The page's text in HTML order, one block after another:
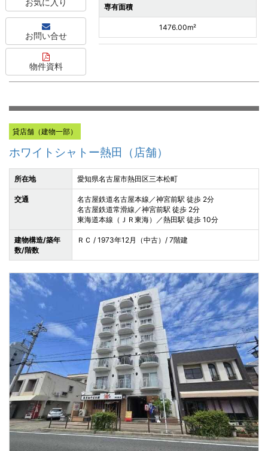
お気に入り
お問い合せ
物件資料
専有面積
1476.00m²
貸店舗（建物一部）
ホワイトシャトー熱田（店舗）
所在地 愛知県名古屋市熱田区三本松町
交通
名古屋鉄道名古屋本線／神宮前駅 徒歩 2分
名古屋鉄道常滑線／神宮前駅 徒歩 2分
東海道本線（ＪＲ東海）／熱田駅 徒歩 10分
建物構造/築年
数/階数
ＲＣ / 1973年12月（中古）/ 7階建